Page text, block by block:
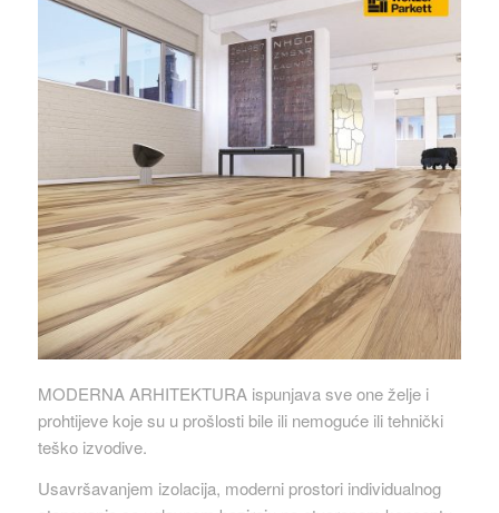
MODERNA ARHITEKTURA ispunjava sve one želje i
prohtijeve koje su u prošlosti bile ili nemoguće ili tehnički
teško izvodive.
Usavršavanjem izolacija, moderni prostori individualnog